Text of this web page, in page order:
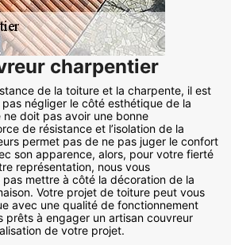
charpentier
de la toiture et la charpente, il est
négliger le côté esthétique de la
doit pas avoir une bonne
de résistance et l’isolation de la
permet pas de ne pas juger le confort
son apparence, alors, pour votre fierté
représentation, nous vous
mettre à côté la décoration de la
Votre projet de toiture peut vous
avec une qualité de fonctionnement
prêts à engager un artisan couvreur
de votre projet.